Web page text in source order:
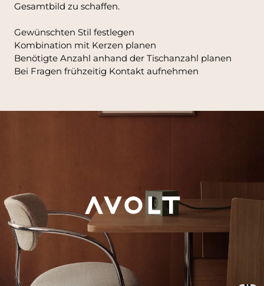
Gesamtbild zu schaffen.
Gewünschten Stil festlegen
Kombination mit Kerzen planen
Benötigte Anzahl anhand der Tischanzahl planen
Bei Fragen frühzeitig Kontakt aufnehmen